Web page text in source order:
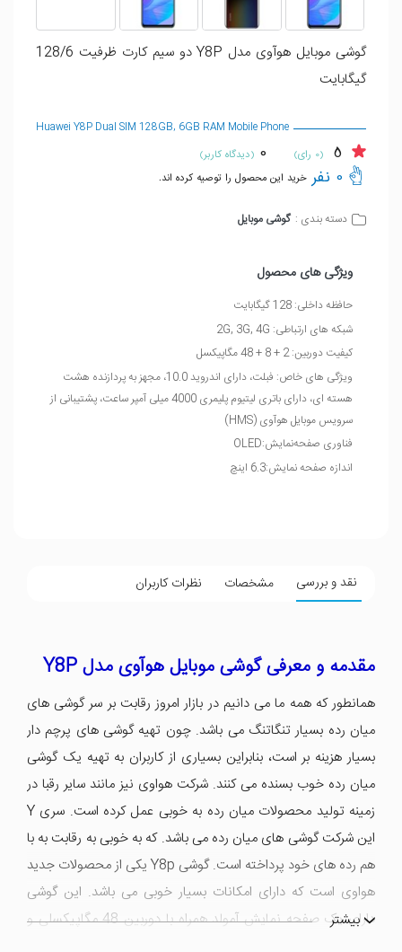
گوشی موبایل هوآوی مدل Y8P دو سیم کارت ظرفیت 128/6
گیگابایت
Huawei Y8P Dual SIM 128GB, 6GB RAM Mobile Phone
(0 رای) 0 (دیدگاه کاربر)
0 نفر خرید این محصول را توصیه کرده اند.
دسته بندی : گوشی موبایل
ویژگی های محصول
حافظه داخلی: 128 گیگابایت
شبکه های ارتباطی: 2G, 3G, 4G
کیفیت دوربین: 2 + 8 + 48 مگاپیکسل
ویژگی های خاص: فبلت، دارای اندروید 10.0، مجهز به پردازنده هشت
هسته ای، دارای باتری لیتیوم پلیمری 4000 میلی آمپر ساعت، پشتیبانی از
سرویس موبایل هوآوی (HMS)
فناوری صفحه‌نمایش:OLED
اندازه صفحه نمایش:6.3 اینچ
نقد و بررسی مشخصات نظرات کاربران
مقدمه و معرفی گوشی موبایل هوآوی مدل Y8P
همانطور که همه ما می دانیم در بازار امروز رقابت بر سر گوشی های
میان رده بسیار تنگاتنگ می باشد. چون تهیه گوشی های پرچم دار
بسیار هزینه بر است، بنابراین بسیاری از کاربران به تهیه یک گوشی
میان رده خوب بسنده می کنند. شرکت هواوی نیز مانند سایر رقبا در
زمینه تولید محصولات میان رده به خوبی عمل کرده است. سری Y
این شرکت گوشی های میان رده می باشد. که به خوبی به رقابت به با
هم رده های خود پرداخته است. گوشی Y8p یکی از محصولات جدید
هواوی است که دارای امکانات بسیار خوبی می باشد. این گوشی
دارای یک صفحه نمایش آمولد همراه با دوربین 48 مگاپیکسلی و
بیشتر